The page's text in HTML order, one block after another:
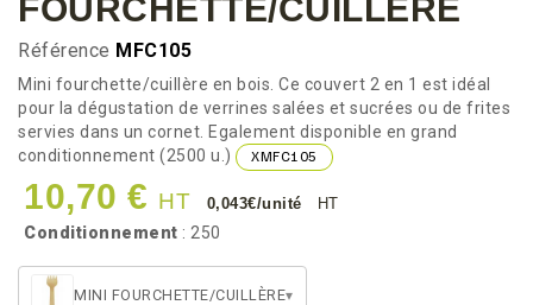
FOURCHETTE/CUILLÈRE
Référence MFC105
Mini fourchette/cuillère en bois. Ce couvert 2 en 1 est idéal
pour la dégustation de verrines salées et sucrées ou de frites
servies dans un cornet. Egalement disponible en grand
conditionnement (2500 u.)
XMFC105
10,70 € HT 0,043€/unité HT
Conditionnement : 250
MINI FOURCHETTE/CUILLÈRE▾